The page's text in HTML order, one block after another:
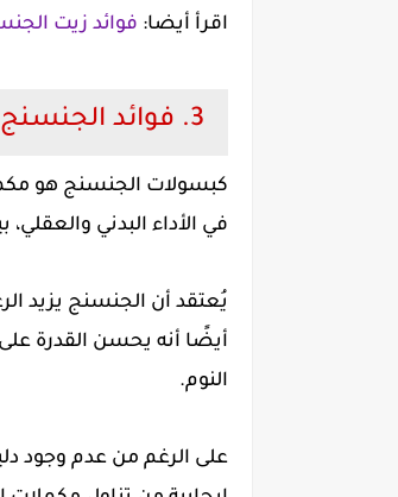
اقرأ أيضا: فوائد زيت
3. فوائد الجنسنج للجنس
كبسولات الجنسنج هو
في الأداء البدني
يُعتقد أن الجنسنج يزيد
أيضًا أنه يحسن القدرة
النوم.
على الرغم من عدم وجود